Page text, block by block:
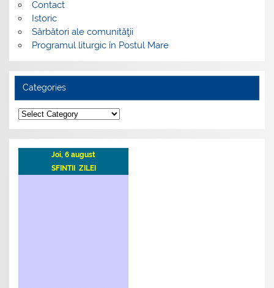
Contact
Istoric
Sărbători ale comunităţii
Programul liturgic în Postul Mare
Categories
Categories
Joi, 6 august
SFINTII ZILEI